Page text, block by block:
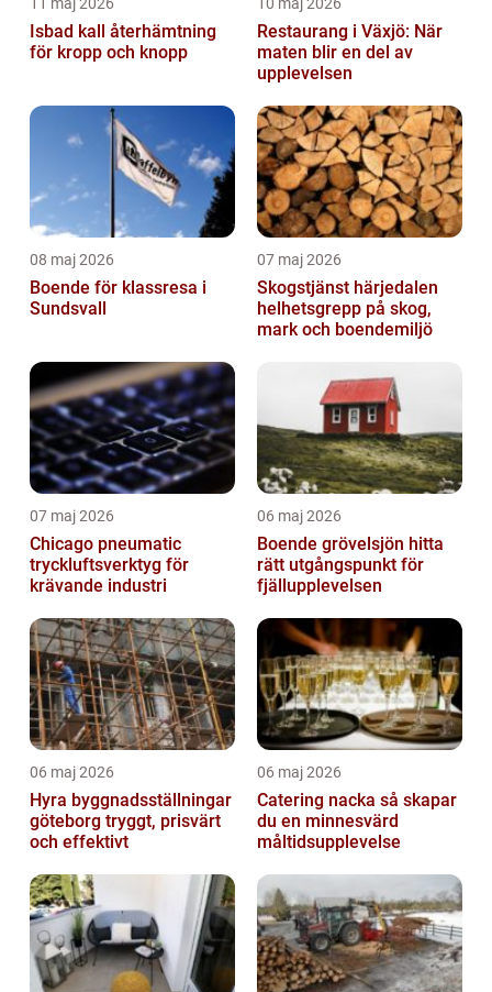
Isbad kall återhämtning
för kropp och knopp
Restaurang i Växjö: När
maten blir en del av
upplevelsen
08 maj 2026
Boende för klassresa i
Sundsvall
07 maj 2026
Skogstjänst härjedalen
helhetsgrepp på skog,
mark och boendemiljö
07 maj 2026
Chicago pneumatic
tryckluftsverktyg för
krävande industri
06 maj 2026
Boende grövelsjön hitta
rätt utgångspunkt för
fjällupplevelsen
06 maj 2026
Hyra byggnadsställningar
göteborg tryggt, prisvärt
och effektivt
06 maj 2026
Catering nacka så skapar
du en minnesvärd
måltidsupplevelse